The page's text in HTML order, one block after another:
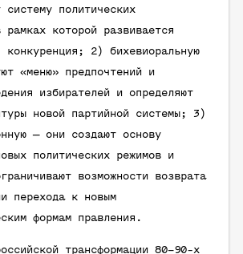
систему политических
которой развивается
конкуренция; 2) бихевиоральную
«меню» предпочтений и
избирателей и определяют
новой партийной системы; 3)
— они создают основу
политических режимов и
возможности возврата
перехода к новым
формам правления.
трансформации 80–90-х